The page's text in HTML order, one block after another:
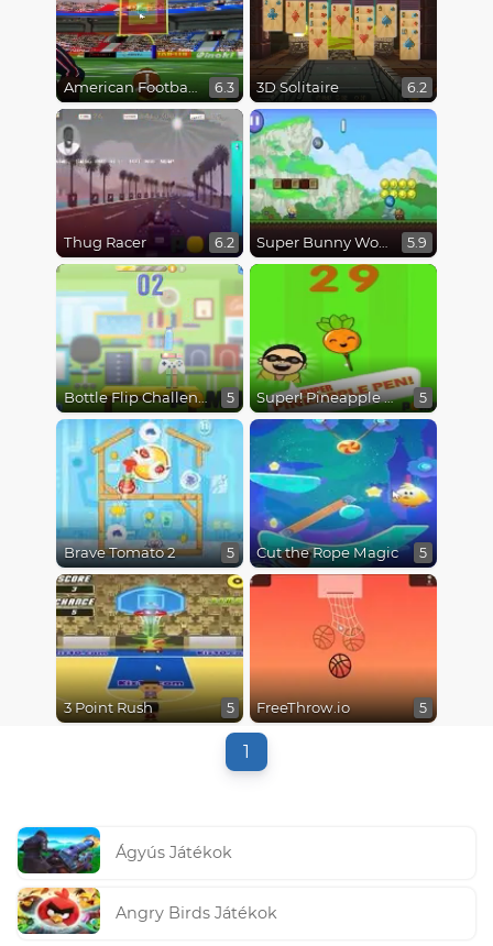
American Football Kicks 6.3 3D Solitaire 6.2
Thug Racer 6.2 Super Bunny World 5.9
Bottle Flip Challenge 5 Super! Pineapple Pen 5
Brave Tomato 2 5 Cut the Rope Magic 5
3 Point Rush 5 FreeThrow.io 5
1
Ágyús Játékok
Angry Birds Játékok